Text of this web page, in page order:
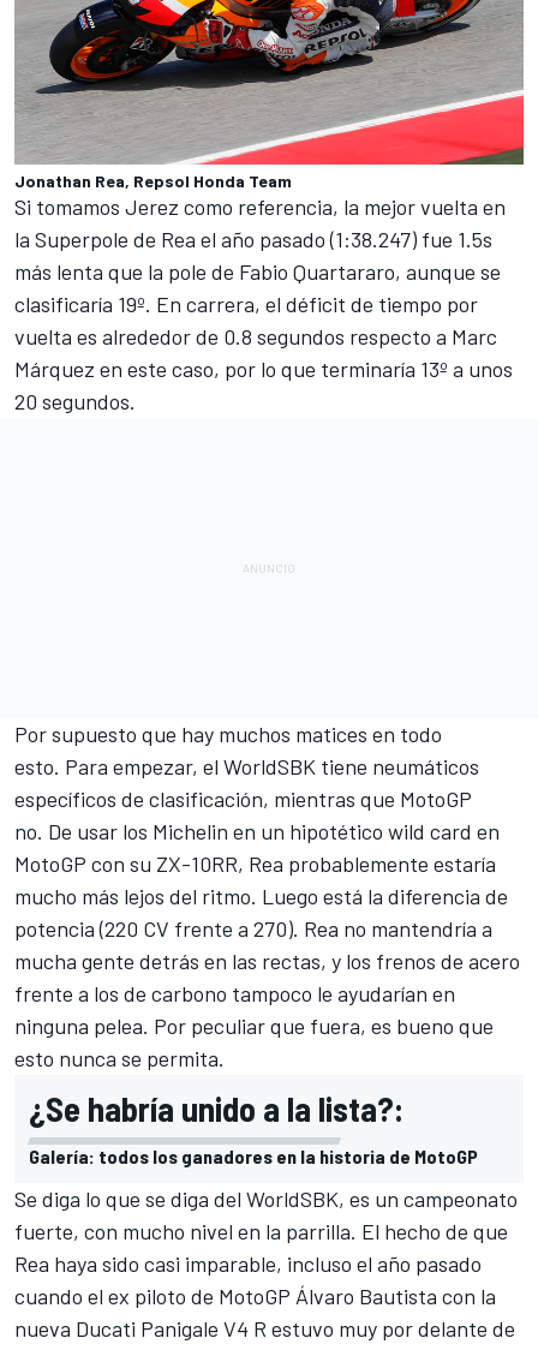
Jonathan Rea, Repsol Honda Team
Si tomamos Jerez como referencia, la mejor vuelta en
la Superpole de Rea el año pasado (1:38.247) fue 1.5s
más lenta que la pole de Fabio Quartararo, aunque se
clasificaría 19º. En carrera, el déficit de tiempo por
vuelta es alrededor de 0.8 segundos respecto a Marc
Márquez en este caso, por lo que terminaría 13º a unos
20 segundos.
Por supuesto que hay muchos matices en todo
esto. Para empezar, el WorldSBK tiene neumáticos
específicos de clasificación, mientras que MotoGP
no. De usar los Michelin en un hipotético wild card en
MotoGP con su ZX-10RR, Rea probablemente estaría
mucho más lejos del ritmo. Luego está la diferencia de
potencia (220 CV frente a 270). Rea no mantendría a
mucha gente detrás en las rectas, y los frenos de acero
frente a los de carbono tampoco le ayudarían en
ninguna pelea. Por peculiar que fuera, es bueno que
esto nunca se permita.
¿Se habría unido a la lista?:
Galería: todos los ganadores en la historia de MotoGP
Se diga lo que se diga del WorldSBK, es un campeonato
fuerte, con mucho nivel en la parrilla. El hecho de que
Rea haya sido casi imparable, incluso el año pasado
cuando el ex piloto de MotoGP Álvaro Bautista con la
nueva Ducati Panigale V4 R estuvo muy por delante de